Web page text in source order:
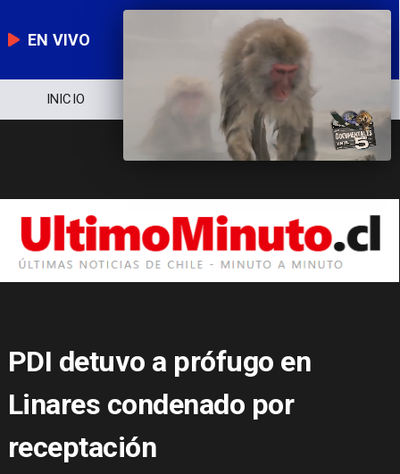
EN VIVO
NOTICIERO POLÍTICA ECONOMÍA
PDI detuvo a prófugo en
Linares condenado por
receptación